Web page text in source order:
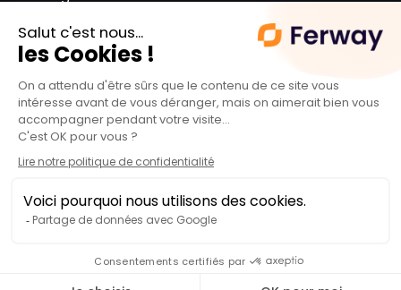
L'équipe ferway
Le groupe Spartes
Politique de confidentialité